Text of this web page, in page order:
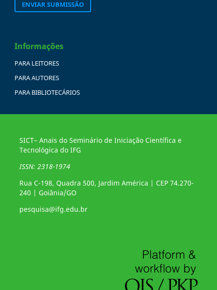
ENVIAR SUBMISSÃO
Informações
PARA LEITORES
PARA AUTORES
PARA BIBLIOTECÁRIOS
SICT– Anais do Seminário de Iniciação Científica e
Tecnológica do IFG
ISSN: 2318-1974
Rua C-198, Quadra 500, Jardim América | CEP 74.270-
240 | Goiânia/GO
pesquisa@ifg.edu.br